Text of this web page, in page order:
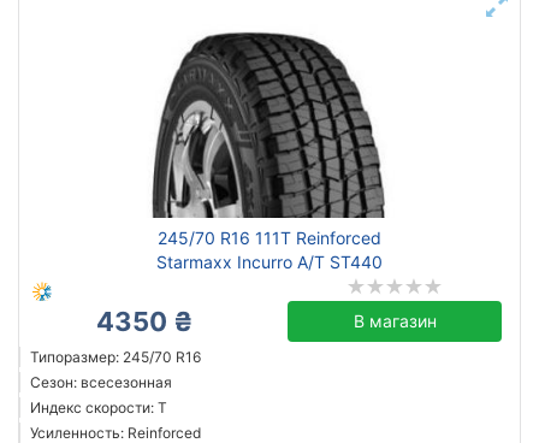
245/70 R16 111T Reinforced
Starmaxx Incurro A/T ST440
4350 ₴ В магазин
Типоразмер: 245/70 R16
Сезон: всесезонная
Индекс скорости: T
Усиленность: Reinforced